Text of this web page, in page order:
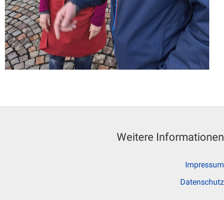
Weitere Informationen
Impressum
Datenschutz